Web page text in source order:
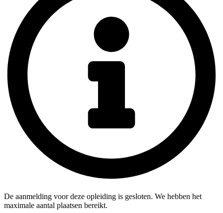
De aanmelding voor deze opleiding is gesloten. We hebben het
maximale aantal plaatsen bereikt.